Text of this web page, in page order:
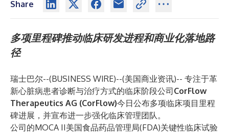
Share
多项里程碑推动临床研发进程和商业化落地路
径
瑞士巴尔--(BUSINESS WIRE)--(美国商业资讯)-- 专注于革
新心脏病患者诊断与治疗方式的临床阶段公司CorFlow
Therapeutics AG (CorFlow)今日公布多项临床项目里程
碑进展，并宣布进一步强化临床管理团队。
公司的MOCA II美国食品药品管理局(FDA)关键性临床试验